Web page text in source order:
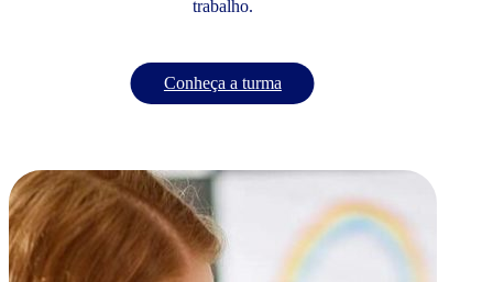
trabalho.
Conheça a turma